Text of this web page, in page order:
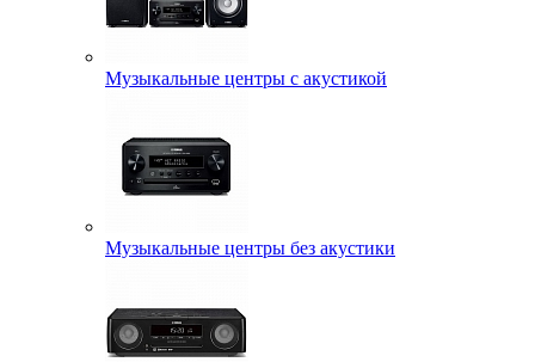
Музыкальные центры с акустикой
Музыкальные центры без акустики